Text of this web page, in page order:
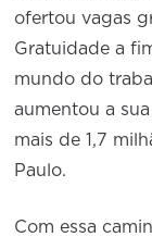
ofertou vagas
Gratuidade a
mundo do
aumentou a
mais de 1,7
Paulo.
Com essa